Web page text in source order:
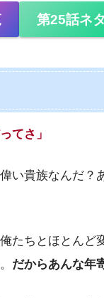
第25話ネ
てさ」
い貴族なんだ？
たちとほとん
だからあんな年